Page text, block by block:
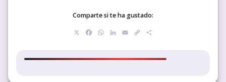
Comparte si te ha gustado:
Facebook
WhatsApp
LinkedIn
EmailCopy